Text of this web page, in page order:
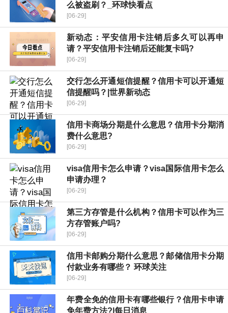
么被盗刷？_环球快看点
[06-29]
新动态：平安信用卡注销后多久可以再申
请？平安信用卡注销后还能复卡吗?
[06-29]
交行怎么开通短信提醒？信用卡可以开通短
信提醒吗？|世界新动态
[06-29]
信用卡商场分期是什么意思？信用卡分期消
费什么意思?
[06-29]
visa信用卡怎么申请？visa国际信用卡怎么
申请办理？
[06-29]
第三方存管是什么机构？信用卡可以作为三
方存管账户吗?
[06-29]
信用卡邮购分期什么意思？邮储信用卡分期
付款业务有哪些？ 环球关注
[06-29]
年费全免的信用卡有哪些银行？信用卡申请
免年费方法?|每日消息